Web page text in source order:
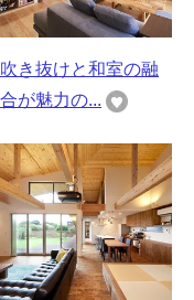
吹き抜けと和室の融
合が魅力の...